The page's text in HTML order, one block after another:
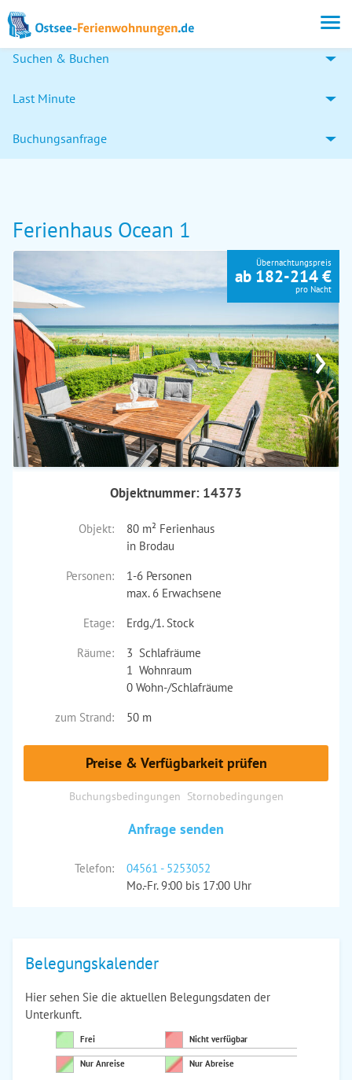
Suchen & Buchen
Last Minute
Buchungsanfrage
Ferienhaus Ocean 1
›
Übernachtungspreis
ab 182-214 €
pro Nacht
Objektnummer: 14373
Objekt:
80 m² Ferienhaus
in Brodau
Personen:
1-6 Personen
max. 6 Erwachsene
Etage:
Erdg./1. Stock
Räume:
3 Schlafräume
1 Wohnraum
0 Wohn-/Schlafräume
zum Strand:
50 m
Preise & Verfügbarkeit prüfen
Buchungsbedingungen Stornobedingungen
Anfrage senden
Telefon:
04561 - 5253052
Mo.-Fr. 9:00 bis 17:00 Uhr
Belegungskalender
Hier sehen Sie die aktuellen Belegungsdaten der
Unterkunft.
Frei Nicht verfügbar
Nur Anreise Nur Abreise